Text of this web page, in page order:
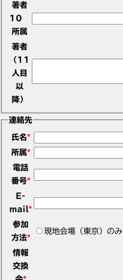
著者
10
所属
著者
（11
人目
以
降）
連絡先
氏名*
所属*
電話
番号*
E-
mail*
参加
方法*
現地会場（東京）のみ
情報
交換